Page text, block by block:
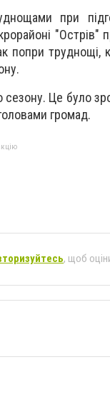
при
"Острів"
попри труднощі,
Це було
громад.
, щоб